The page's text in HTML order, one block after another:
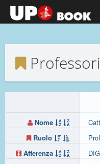
Nome
Ruolo
Afferenza